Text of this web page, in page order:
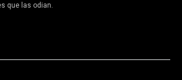
que las odian.